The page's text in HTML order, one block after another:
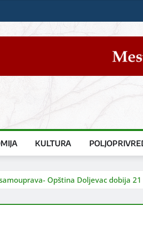
KULTURA
Opština Doljevac dobija